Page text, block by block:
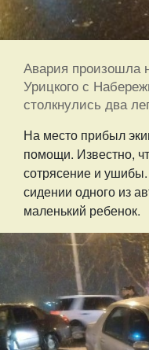
Авария произошла
Урицкого с
столкнулись два
На место прибыл
помощи. Известно,
сотрясение и
сидении одного из
маленький ребенок.